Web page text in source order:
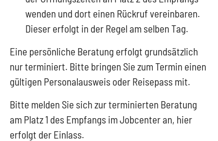
wenden und dort einen Rückruf vereinbaren.
Dieser erfolgt in der Regel am selben Tag.
Eine persönliche Beratung erfolgt grundsätzlich
nur terminiert. Bitte bringen Sie zum Termin einen
gültigen Personalausweis oder Reisepass mit.
Bitte melden Sie sich zur terminierten Beratung
am Platz 1 des Empfangs im Jobcenter an, hier
erfolgt der Einlass.